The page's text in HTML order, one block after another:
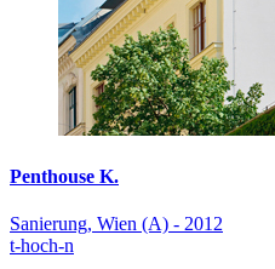
Penthouse K.
Sanierung, Wien (A) - 2012
t-hoch-n